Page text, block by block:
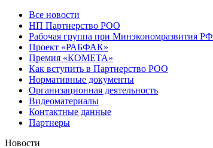
Все новости
НП Партнерство РОО
Рабочая группа при Минэкономразвития РФ
Проект «РАБФАК»
Премия «КОМЕТА»
Как вступить в Партнерство РОО
Нормативные документы
Организационная деятельность
Видеоматериалы
Контактные данные
Партнеры
Новости